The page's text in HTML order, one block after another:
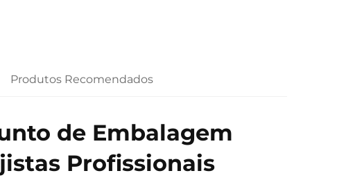
Produtos Recomendados
de Embalagem
Profissionais